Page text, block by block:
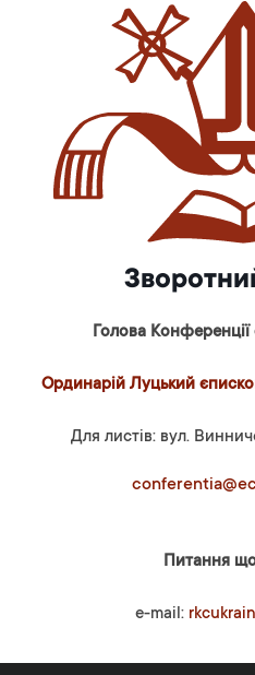
Голова Конференції
Ординарій Луцький
Для листів: вул.
Питання
e-mail: